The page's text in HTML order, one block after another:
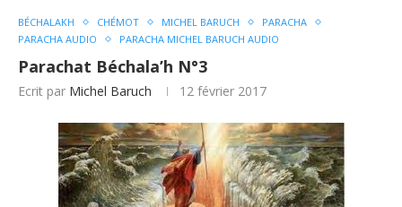
BÉCHALAKH CHÉMOT MICHEL BARUCH
PARACHA
PARACHA AUDIO
PARACHA MICHEL BARUCH AUDIO
Parachat Béchala’h N°3
Ecrit par Michel Baruch 12 février 2017